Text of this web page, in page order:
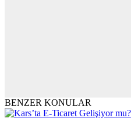
BENZER KONULAR